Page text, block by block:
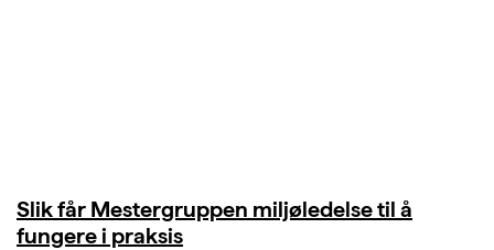
Slik får Mestergruppen miljøledelse til å
fungere i praksis